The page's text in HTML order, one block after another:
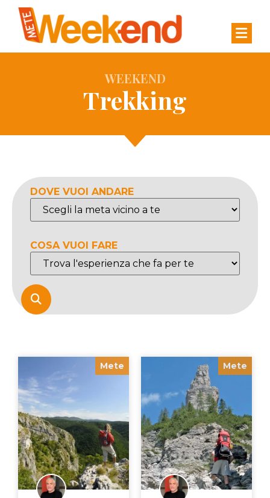
WEEKEND
Trekking
DOVE VUOI ANDARE
COSA VUOI FARE

Mete Mete